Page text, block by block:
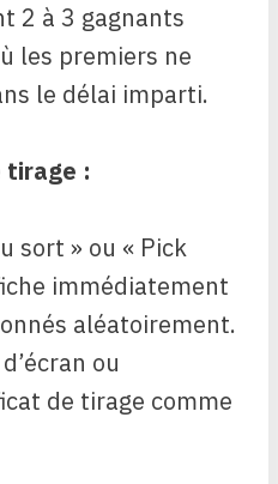
2 à 3 gagnants
les premiers ne
le délai imparti.
tirage :
sort » ou « Pick
immédiatement
aléatoirement.
ou
de tirage comme